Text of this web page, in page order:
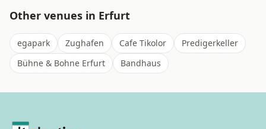
Other venues in Erfurt
egapark Zughafen Cafe Tikolor
Predigerkeller
Bühne & Bohne Erfurt
Bandhaus